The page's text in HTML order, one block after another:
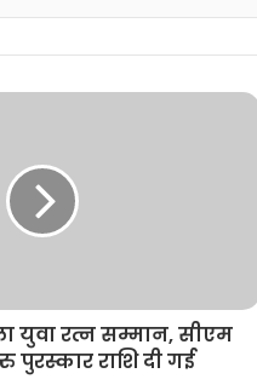
युवा रत्न सम्मान, सीएम
पुरस्कार राशि दी गई